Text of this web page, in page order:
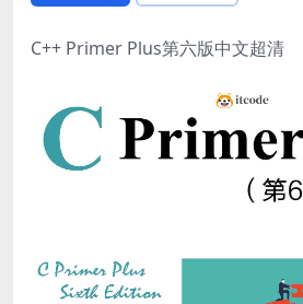
C++ Primer Plus第六版中文超清